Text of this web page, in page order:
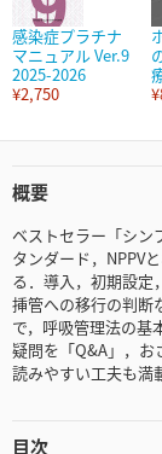
感染症プラチナ
マニュアル Ver.9
2025-2026
¥2,750
概要
ベストセラー「シン
タンダード，NPPV
る．導入，初期設定
挿管への移行の判断
で，呼吸管理法の基
疑問を「Q&A」，お
読みやすい工夫も満
目次